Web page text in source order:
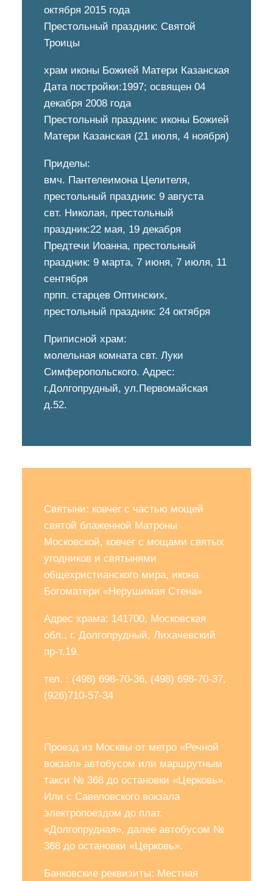
октября 2015 года
Престольный праздник: Святой
Троицы
храм иконы Божией Матери Казанская
Дата постройки:1997; освящен 04
декабря 2008 года
Престольный праздник: иконы Божией
Матери Казанская (21 июля, 4 ноября)
Приделы:
вмч. Пантелеимона Целителя,
престольный праздник: 9 августа
свт. Николая, престольный
праздник:22 мая, 19 декабря
Предтечи Иоанна, престольный
праздник: 9 марта, 7 июня, 7 июля, 11
сентября
прпп. старцев Оптинских,
престольный праздник: 24 октября
Приписной храм:
молельная комната свт. Луки
Симферопольского. Адрес:
г.Долгопрудный, ул.Первомайская
д.52.
Святыни: ковчег с частью мощей
святой блаженной Матроны
Московской, ковчег с мощами святых
угодников и святынями
общехристианского мира, икона
Богоматери «Нерушимая Стена»
Адрес храма: 141700, Московская
обл., г. Долгопрудный, Лихачевский
пр-т,19.
тел. : (498) 698-70-36, (498) 698-70-37,
(926)710-57-34
Проезд из Москвы от метро «Речной
вокзал» автобусом или маршрутным
такси № 368 до остановки «Церковь».
Или с Савеловского вокзала
электропоездом до плат.
«Долгопрудная», далее автобусом №
368 до остановки «Церковь».
Банковские реквизиты: Местная